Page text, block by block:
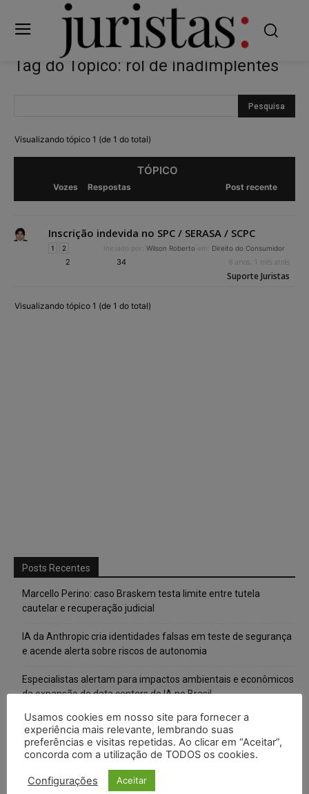
Tag do Tópico: rol de inadimplentes
Visualizando tópico 1 (de 1 do total)
TÓPICO
Vozes Respostas Post recente
Inscrição indevida no SPC / SERASA / SCPC
1 2 Iniciado por: Wilson Roberto em: Direito do Consumidor
2 34 8 anos, 1 mês atrás
Suporte Juristas
Visualizando tópico 1 (de 1 do total)
Posts Recentes
Marcello Perino: caso Braskem testa limite entre tutela
cautelar e recuperação judicial
IA da Anthropic cria identidades falsas em teste de segurança
e acende alerta sobre riscos de autonomia
Especialistas alertam para impactos ambientais e econômicos
da expansão de data centers de IA no Brasil
TSE reforça que sistemas das urnas eletrônicas tornam-se
invioláveis após assinatura digital e lacração
dos jogos de azar no Brasil
Usamos cookies em nosso site para fornecer a
experiência mais relevante, lembrando suas
preferências e visitas repetidas. Ao clicar em “Aceitar”,
concorda com a utilização de TODOS os cookies.
Configurações Aceitar